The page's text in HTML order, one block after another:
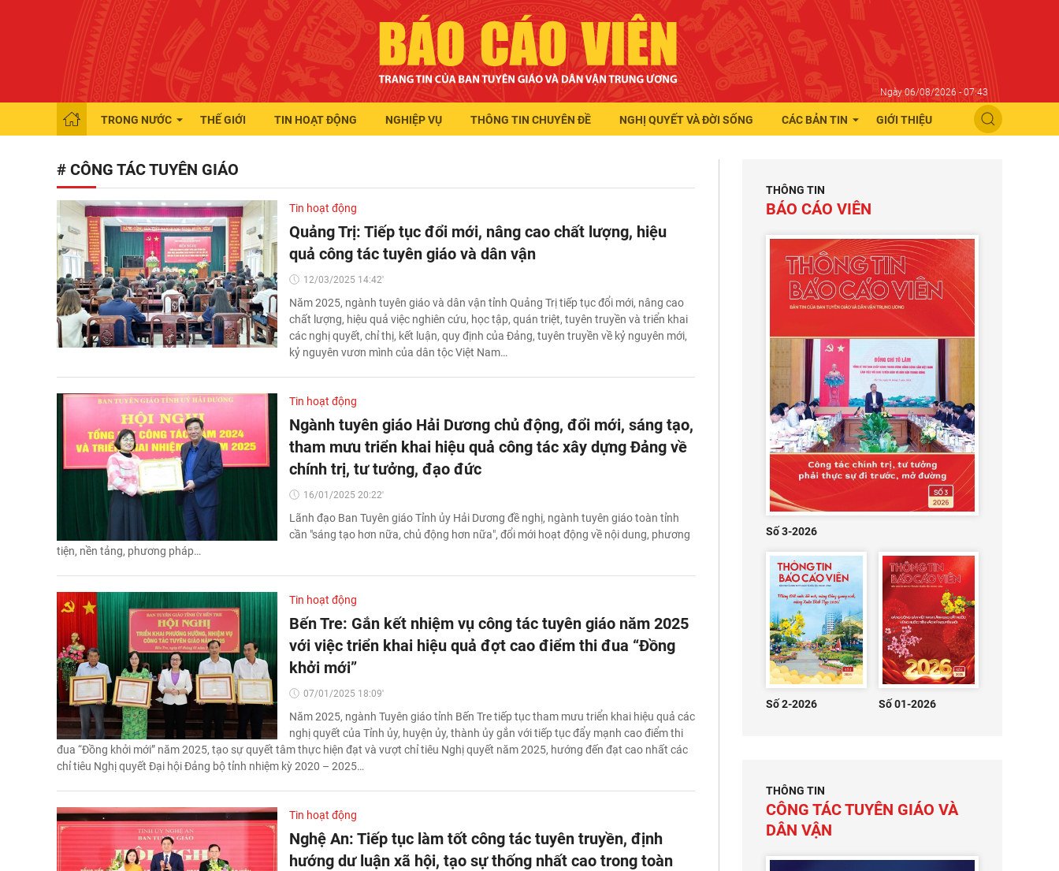
Ngày 06/08/2026 - 07:43
TRONG NƯỚC THẾ GIỚI TIN HOẠT ĐỘNG NGHIỆP VỤ THÔNG TIN CHUYÊN ĐỀ NGHỊ QUYẾT VÀ ĐỜI SỐNG CÁC BẢN TIN GIỚI THIỆU
# CÔNG TÁC TUYÊN GIÁO
Tin hoạt động
Quảng Trị: Tiếp tục đổi mới, nâng cao chất lượng, hiệu
quả công tác tuyên giáo và dân vận
12/03/2025 14:42'
Năm 2025, ngành tuyên giáo và dân vận tỉnh Quảng Trị tiếp tục đổi mới, nâng cao
chất lượng, hiệu quả việc nghiên cứu, học tập, quán triệt, tuyên truyền và triển khai
các nghị quyết, chỉ thị, kết luận, quy định của Đảng, tuyên truyền về kỷ nguyên mới,
kỷ nguyên vươn mình của dân tộc Việt Nam…
Tin hoạt động
Ngành tuyên giáo Hải Dương chủ động, đổi mới, sáng tạo,
tham mưu triển khai hiệu quả công tác xây dựng Đảng về
chính trị, tư tưởng, đạo đức
16/01/2025 20:22'
Lãnh đạo Ban Tuyên giáo Tỉnh ủy Hải Dương đề nghị, ngành tuyên giáo toàn tỉnh
cần "sáng tạo hơn nữa, chủ động hơn nữa", đổi mới hoạt động về nội dung, phương
tiện, nền tảng, phương pháp…
Tin hoạt động
Bến Tre: Gắn kết nhiệm vụ công tác tuyên giáo năm 2025
với việc triển khai hiệu quả đợt cao điểm thi đua “Đồng
khởi mới”
07/01/2025 18:09'
Năm 2025, ngành Tuyên giáo tỉnh Bến Tre tiếp tục tham mưu triển khai hiệu quả các
nghị quyết của Tỉnh ủy, huyện ủy, thành ủy gắn với tiếp tục đẩy mạnh cao điểm thi
đua “Đồng khởi mới” năm 2025, tạo sự quyết tâm thực hiện đạt và vượt chỉ tiêu Nghị quyết năm 2025, hướng đến đạt cao nhất các
chỉ tiêu Nghị quyết Đại hội Đảng bộ tỉnh nhiệm kỳ 2020 – 2025…
Tin hoạt động
Nghệ An: Tiếp tục làm tốt công tác tuyên truyền, định
hướng dư luận xã hội, tạo sự thống nhất cao trong toàn
THÔNG TIN
BÁO CÁO VIÊN
Số 3-2026
Số 2-2026 Số 01-2026
THÔNG TIN
CÔNG TÁC TUYÊN GIÁO VÀ
DÂN VẬN